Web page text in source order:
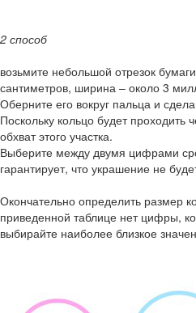
2 способ
возьмите небольшой отрезок
сантиметров, ширина – около 3
Оберните его вокруг пальца и
Поскольку кольцо будет проходить
обхват этого участка.
Выберите между двумя цифрами
гарантирует, что украшение не
Окончательно определить размер
приведенной таблице нет цифры,
выбирайте наиболее близкое